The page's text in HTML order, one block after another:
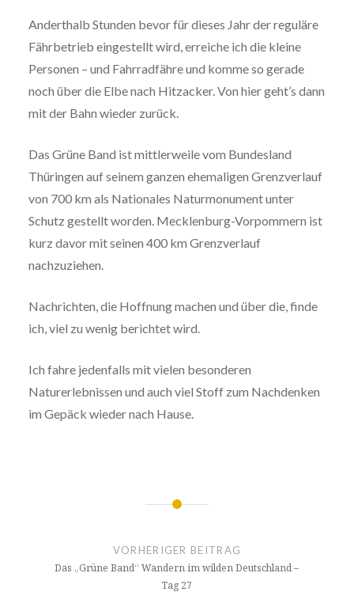
Anderthalb Stunden bevor für dieses Jahr der reguläre
Fährbetrieb eingestellt wird, erreiche ich die kleine
Personen – und Fahrradfähre und komme so gerade
noch über die Elbe nach Hitzacker. Von hier geht’s dann
mit der Bahn wieder zurück.
Das Grüne Band ist mittlerweile vom Bundesland
Thüringen auf seinem ganzen ehemaligen Grenzverlauf
von 700 km als Nationales Naturmonument unter
Schutz gestellt worden. Mecklenburg-Vorpommern ist
kurz davor mit seinen 400 km Grenzverlauf
nachzuziehen.
Nachrichten, die Hoffnung machen und über die, finde
ich, viel zu wenig berichtet wird.
Ich fahre jedenfalls mit vielen besonderen
Naturerlebnissen und auch viel Stoff zum Nachdenken
im Gepäck wieder nach Hause.
Beitragsnavigation
VORHERIGER BEITRAG
Das „Grüne Band“ Wandern im wilden Deutschland –
Tag 27